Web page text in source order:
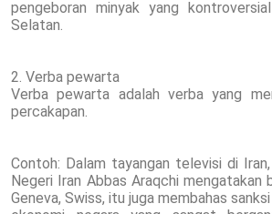
pengeboran minyak yang
Selatan.
2. Verba pewarta
Verba pewarta adalah verba yang
percakapan.
Contoh: Dalam tayangan televisi di
Negeri Iran Abbas Araqchi mengatakan
Geneva, Swiss, itu juga membahas